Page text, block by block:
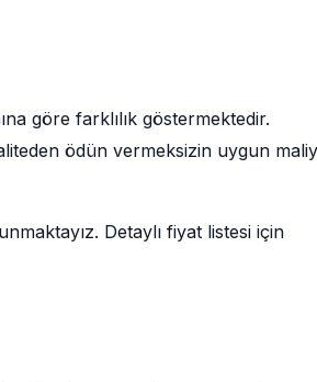
göre farklılık göstermektedir.
ödün vermeksizin uygun
Detaylı fiyat listesi için